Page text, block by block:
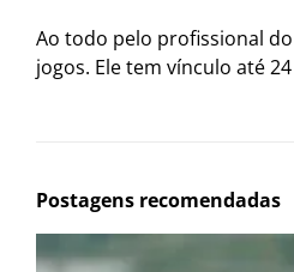
Ao todo pelo profissional
jogos. Ele tem vínculo até
Postagens recomendadas